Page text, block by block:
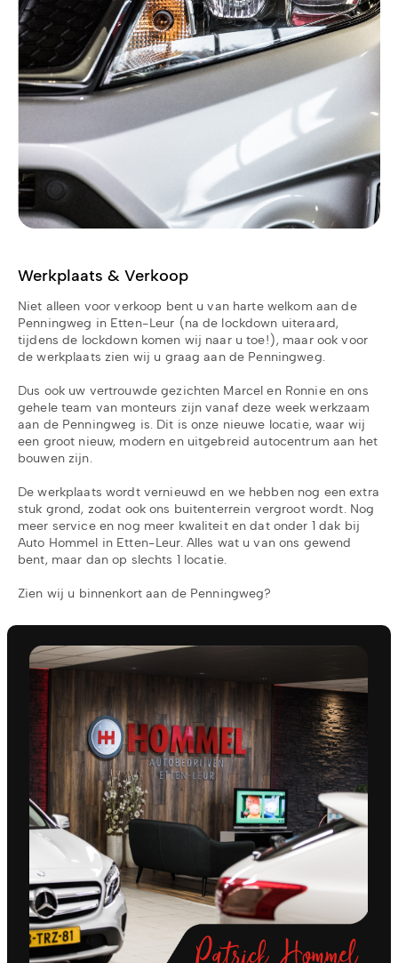
Werkplaats & Verkoop
Niet alleen voor verkoop bent u van harte welkom aan de
Penningweg in Etten-Leur (na de lockdown uiteraard,
tijdens de lockdown komen wij naar u toe!), maar ook voor
de werkplaats zien wij u graag aan de Penningweg.
Dus ook uw vertrouwde gezichten Marcel en Ronnie en ons
gehele team van monteurs zijn vanaf deze week werkzaam
aan de Penningweg is. Dit is onze nieuwe locatie, waar wij
een groot nieuw, modern en uitgebreid autocentrum aan het
bouwen zijn.
De werkplaats wordt vernieuwd en we hebben nog een extra
stuk grond, zodat ook ons buitenterrein vergroot wordt. Nog
meer service en nog meer kwaliteit en dat onder 1 dak bij
Auto Hommel in Etten-Leur. Alles wat u van ons gewend
bent, maar dan op slechts 1 locatie.
Zien wij u binnenkort aan de Penningweg?